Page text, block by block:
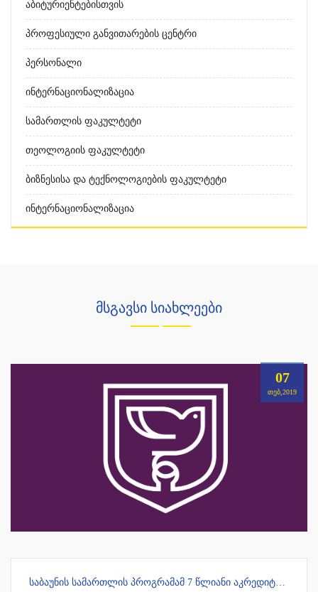
Აბიტურიენტებისთვის
Პროფესიული Განვითარების Ცენტრი
Პერსონალი
Ინტერნაციონალიზაცია
Სამართლის Ფაკულტეტი
Თეოლოგიის Ფაკულტეტი
Ბიზნესისა Და Ტექნოლოგიების Ფაკულტეტი
Ინტერნაციონალიზაცია
მსგავსი სიახლეები
07
ᲗᲔᲑ,2019
ᲡᲐᲑᲐᲣᲜᲘᲡ ᲡᲐᲛᲐᲠᲗᲚᲘᲡ ᲞᲠᲝᲒᲠᲐᲛᲐᲛ 7 ᲬᲚᲘᲐᲜᲘ ᲐᲙᲠᲔᲓᲘᲢᲐᲪᲘᲐ ᲛᲘᲘᲦᲝ